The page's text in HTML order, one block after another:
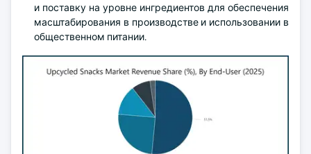
и поставку на уровне ингредиентов для обеспечения
масштабирования в производстве и использовании в
общественном питании.